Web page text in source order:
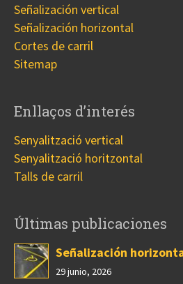
Señalización vertical
Señalización horizontal
Cortes de carril
Sitemap
Enllaços d’interés
Senyalització vertical
Senyalització horitzontal
Talls de carril
Últimas publicaciones
Señalización
29 junio, 2026